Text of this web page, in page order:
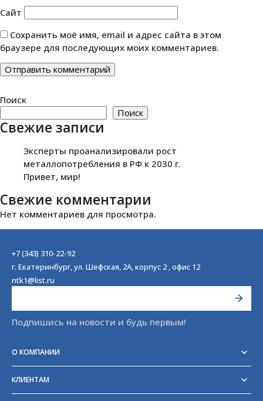
Сайт
Сохранить моё имя, email и адрес сайта в этом
браузере для последующих моих комментариев.
Поиск
Поиск
Свежие записи
Эксперты проанализировали рост
металлопотребления в РФ к 2030 г.
Привет, мир!
Свежие комментарии
Нет комментариев для просмотра.
+7 (343) 310-22-92
г. Екатеринбург, ул. Шефская, 2А, корпус 2 , офис 12
ntk1@list.ru
Подпишись на новости и будь первым!
О КОМПАНИИ
Отзывы
Блог
КЛИЕНТАМ